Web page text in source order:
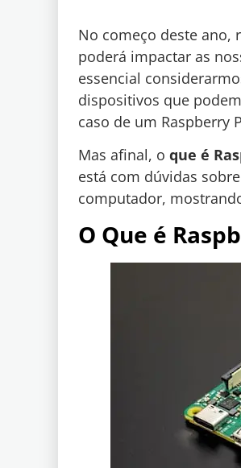
No começo deste ano,
poderá impactar as
essencial
dispositivos que
caso de um Raspberry
Mas afinal, o que é
está com dúvidas
computador,
O Que é